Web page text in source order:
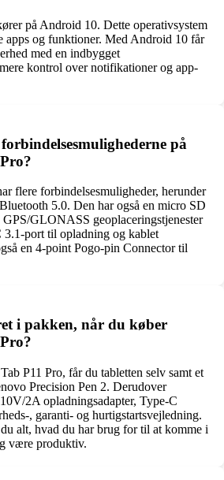
på Android 10. Dette operativsystem
apps og funktioner. Med Android 10 får
med en indbygget
kontrol over notifikationer og app-
på
flere forbindelsesmuligheder, herunder
5.0. Den har også en micro SD
GLONASS geoplaceringstjenester
3.1-port til opladning og kablet
en 4-point Pogo-pin Connector til
i pakken, når du køber
P11 Pro, får du tabletten selv samt et
Precision Pen 2. Derudover
2A opladningsadapter, Type-C
, garanti- og hurtigstartsvejledning.
alt, hvad du har brug for til at komme i
være produktiv.